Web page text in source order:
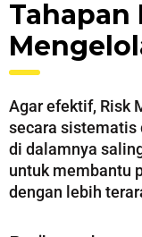
Agar efektif, Risk
secara sistematis
di dalamnya
untuk membantu
dengan lebih